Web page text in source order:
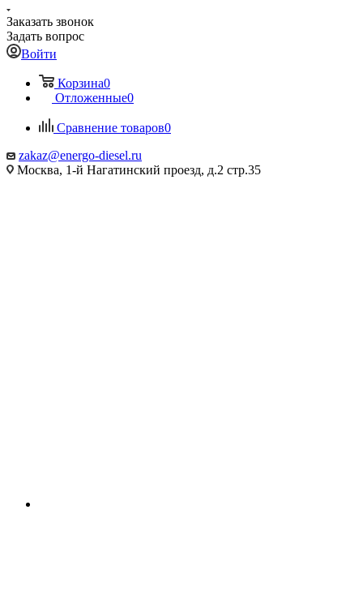
Заказать звонок
Задать вопрос
Войти
Корзина0
Отложенные0
Сравнение товаров0
zakaz@energo-diesel.ru
Москва, 1-й Нагатинский проезд, д.2 стр.35